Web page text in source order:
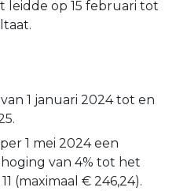
leidde op 15 februari tot
1 januari 2024 tot en
1 mei 2024 een
van 4% tot het
(maximaal € 246,24).